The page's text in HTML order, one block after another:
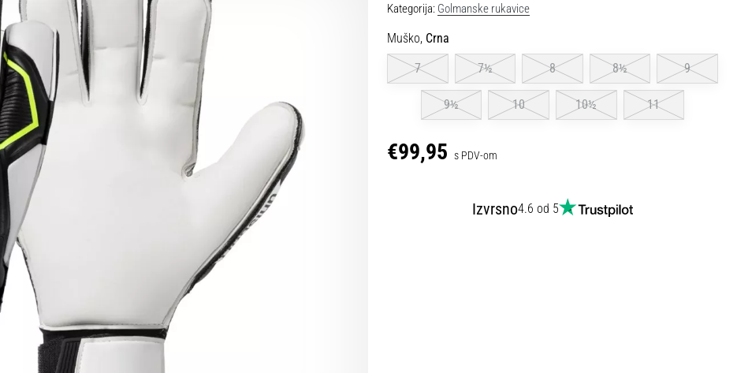
Kategorija: Golmanske rukavice
Muško, Crna
7
7½ 8 8½ 9
9½ 10 10½ 11
€99,95 s PDV-om
Izvrsno4.6 od 5